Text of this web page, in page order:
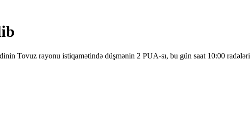
Tovuz rayonu istiqamətində düşmənin 2 PUA-sı, bu gün saat 10:00